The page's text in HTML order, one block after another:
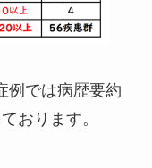
例では病歴要約
おります。